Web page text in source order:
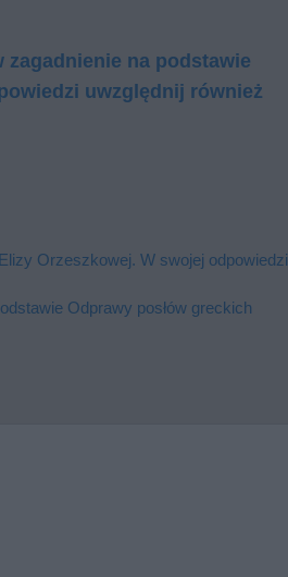
zagadnienie na podstawie
uwzględnij również
Orzeszkowej. W swojej odpowiedzi
Odprawy posłów greckich